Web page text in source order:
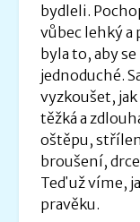
bydleli.
vůbec lehký a
byla to, aby
jednoduché.
vyzkoušet,
těžká a
oštěpu,
broušení,
Teď už víme,
pravěku.